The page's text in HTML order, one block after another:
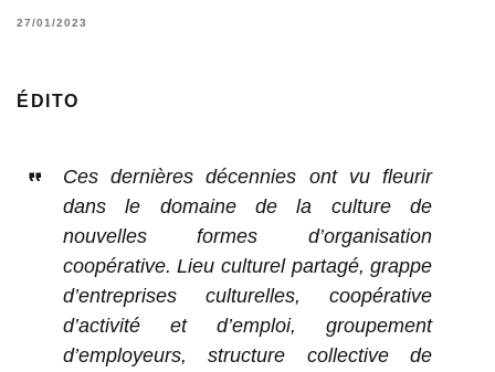
27/01/2023
ÉDITO
Ces dernières décennies ont vu fleurir
dans le domaine de la culture de
nouvelles formes d’organisation
coopérative. Lieu culturel partagé, grappe
d’entreprises culturelles, coopérative
d’activité et d’emploi, groupement
d’employeurs, structure collective de